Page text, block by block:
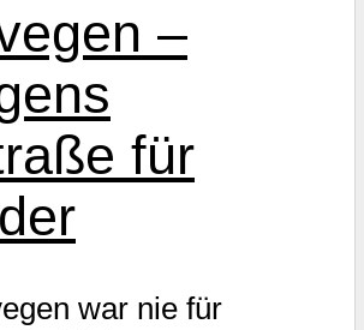
–
für
war nie für